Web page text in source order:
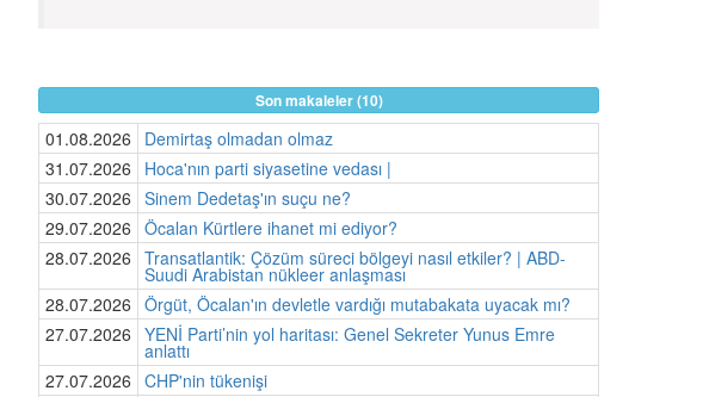
Son makaleler (10)
01.08.2026
Demirtaş olmadan olmaz
31.07.2026
Hoca'nın parti siyasetine vedası |
30.07.2026 Sinem Dedetaş'ın suçu ne?
29.07.2026 Öcalan Kürtlere ihanet mi ediyor?
28.07.2026 Transatlantik: Çözüm süreci bölgeyi nasıl etkiler? | ABD-
Suudi Arabistan nükleer anlaşması
28.07.2026 Örgüt, Öcalan'ın devletle vardığı mutabakata uyacak mı?
27.07.2026 YENİ Parti’nin yol haritası: Genel Sekreter Yunus Emre
anlattı
27.07.2026 CHP'nin tükenişi